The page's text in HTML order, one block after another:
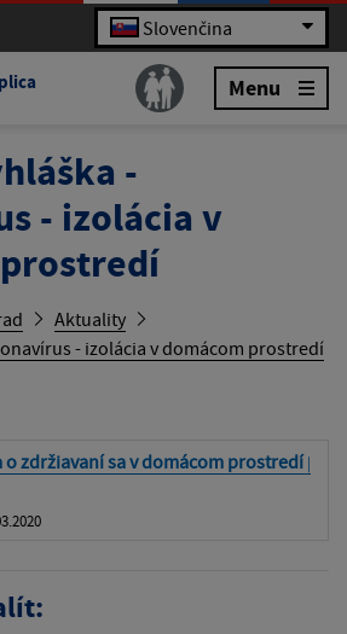
Slovenčina
Menu
-
- izolácia v
Aktuality
- izolácia v domácom prostredí
o zdržiavaní sa v domácom prostredí |